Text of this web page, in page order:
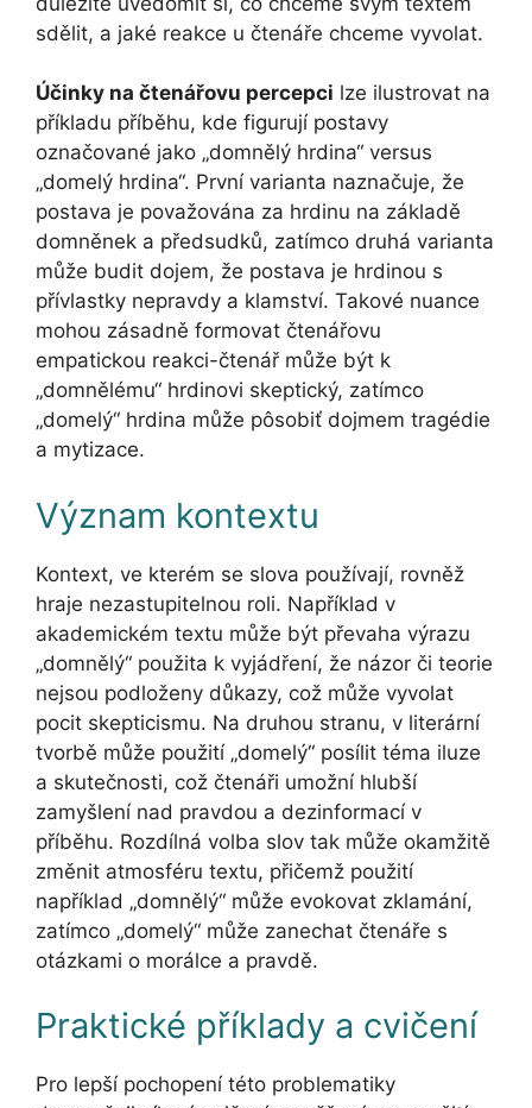
sdělit, a jaké reakce u čtenáře chceme vyvolat.
Účinky na čtenářovu percepci lze ilustrovat na
příkladu příběhu, kde figurují postavy
označované jako „domnělý hrdina“ versus
„domelý hrdina“. První varianta naznačuje, že
postava je považována za hrdinu na základě
domněnek a předsudků, zatímco druhá varianta
může budit dojem, že postava je hrdinou s
přívlastky nepravdy a klamství. Takové nuance
mohou zásadně formovat čtenářovu
empatickou reakci-čtenář může být k
„domnělému“ hrdinovi skeptický, zatímco
„domelý“ hrdina může pôsobiť dojmem tragédie
a mytizace.
Význam kontextu
Kontext, ve kterém se slova používají, rovněž
hraje nezastupitelnou roli. Například v
akademickém textu může být převaha výrazu
„domnělý“ použita k vyjádření, že názor či teorie
nejsou podloženy důkazy, což může vyvolat
pocit skepticismu. Na druhou stranu, v literární
tvorbě může použití „domelý“ posílit téma iluze
a skutečnosti, což čtenáři umožní hlubší
zamyšlení nad pravdou a dezinformací v
příběhu. Rozdílná volba slov tak může okamžitě
změnit atmosféru textu, přičemž použití
například „domnělý“ může evokovat zklamání,
zatímco „domelý“ může zanechat čtenáře s
otázkami o morálce a pravdě.
Praktické příklady a cvičení
Pro lepší pochopení této problematiky